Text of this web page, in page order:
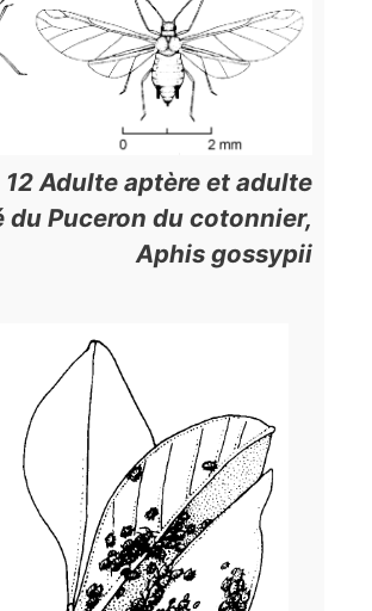
12 Adulte aptère et adulte
du Puceron du cotonnier,
Aphis gossypii